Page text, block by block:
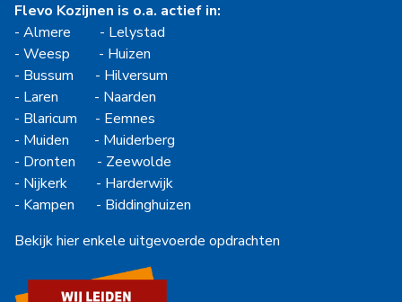
Flevo Kozijnen is o.a. actief in:
- Almere - Lelystad
- Weesp - Huizen
- Bussum - Hilversum
- Laren - Naarden
- Blaricum - Eemnes
- Muiden - Muiderberg
- Dronten - Zeewolde
- Nijkerk - Harderwijk
- Kampen - Biddinghuizen
Bekijk hier enkele uitgevoerde opdrachten